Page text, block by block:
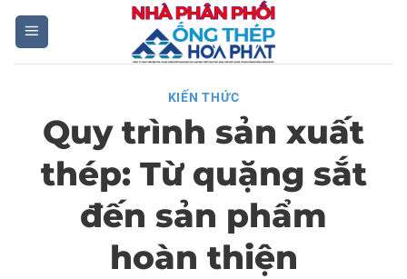
Skip
content
KIẾN THỨC
Quy trình sản xuất
thép: Từ quặng sắt
đến sản phẩm
hoàn thiện